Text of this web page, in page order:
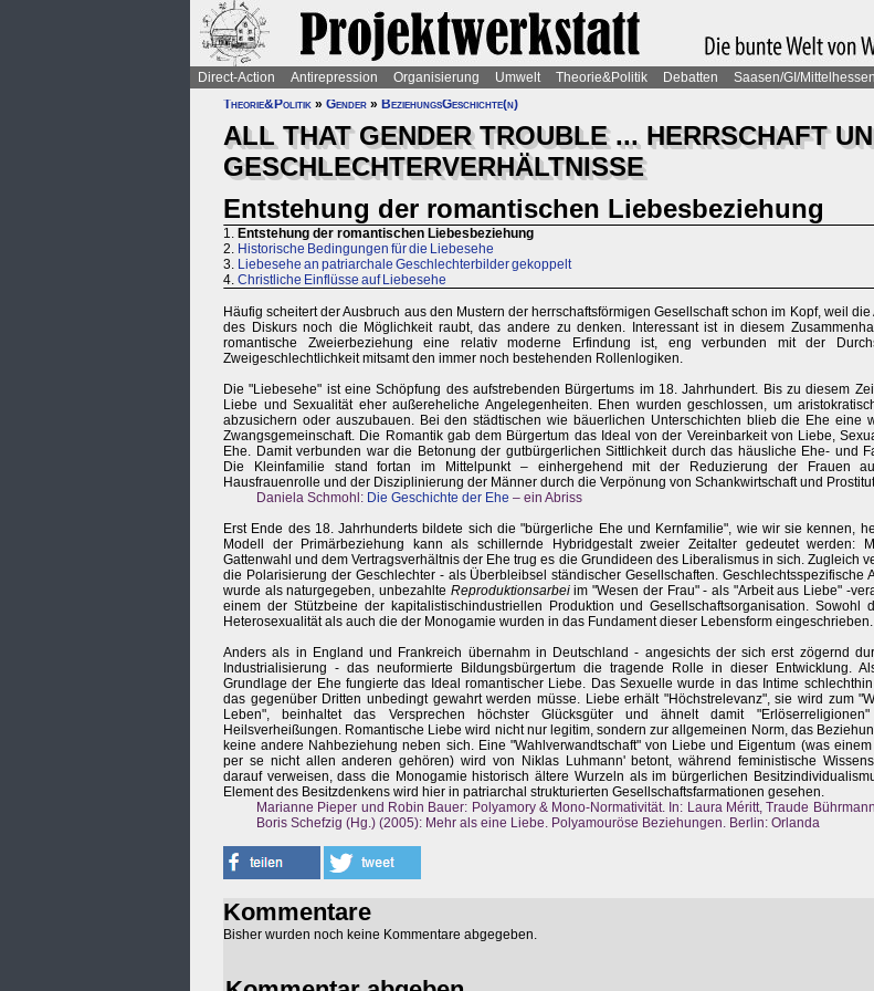
Direct-Action Antirepression Organisierung Umwelt Theorie&Politik Debatten Saasen/GI/Mittelhessen
Theorie&Politik » Gender » BeziehungsGeschichte(n)
ALL THAT GENDER TROUBLE ... HERRSCHAFT
GESCHLECHTERVERHÄLTNISSE
Entstehung der romantischen Liebesbeziehung
1. Entstehung der romantischen Liebesbeziehung
2. Historische Bedingungen für die Liebesehe
3. Liebesehe an patriarchale Geschlechterbilder gekoppelt
4. Christliche Einflüsse auf Liebesehe
Häufig scheitert der Ausbruch aus den Mustern der herrschaftsförmigen Gesellschaft schon im Kopf, weil
des Diskurs noch die Möglichkeit raubt, das andere zu denken. Interessant ist in diesem
romantische Zweierbeziehung eine relativ moderne Erfindung ist, eng verbunden mit der
Zweigeschlechtlichkeit mitsamt den immer noch bestehenden Rollenlogiken.
Die "Liebesehe" ist eine Schöpfung des aufstrebenden Bürgertums im 18. Jahrhundert. Bis zu diesem
Liebe und Sexualität eher außereheliche Angelegenheiten. Ehen wurden geschlossen, um
abzusichern oder auszubauen. Bei den städtischen wie bäuerlichen Unterschichten blieb die Ehe eine
Zwangsgemeinschaft. Die Romantik gab dem Bürgertum das Ideal von der Vereinbarkeit von Liebe,
Ehe. Damit verbunden war die Betonung der gutbürgerlichen Sittlichkeit durch das häusliche Ehe- und
Die Kleinfamilie stand fortan im Mittelpunkt – einhergehend mit der Reduzierung der Frauen
Hausfrauenrolle und der Disziplinierung der Männer durch die Verpönung von Schankwirtschaft und
Daniela Schmohl: Die Geschichte der Ehe – ein Abriss
Erst Ende des 18. Jahrhunderts bildete sich die "bürgerliche Ehe und Kernfamilie", wie wir sie kennen,
Modell der Primärbeziehung kann als schillernde Hybridgestalt zweier Zeitalter gedeutet werden:
Gattenwahl und dem Vertragsverhältnis der Ehe trug es die Grundideen des Liberalismus in sich. Zugleich
die Polarisierung der Geschlechter - als Überbleibsel ständischer Gesellschaften. Geschlechtsspezifische
wurde als naturgegeben, unbezahlte Reproduktionsarbeiim "Wesen der Frau" - als "Arbeit aus Liebe" -
einem der Stützbeine der kapitalistischindustriellen Produktion und Gesellschaftsorganisation. Sowohl
Heterosexualität als auch die der Monogamie wurden in das Fundament dieser Lebensform eingeschrieben.
Anders als in England und Frankreich übernahm in Deutschland - angesichts der sich erst zögernd
Industrialisierung - das neuformierte Bildungsbürgertum die tragende Rolle in dieser Entwicklung.
Grundlage der Ehe fungierte das Ideal romantischer Liebe. Das Sexuelle wurde in das Intime
das gegenüber Dritten unbedingt gewahrt werden müsse. Liebe erhält "Höchstrelevanz", sie wird zum
Leben", beinhaltet das Versprechen höchster Glücksgüter und ähnelt damit
Heilsverheißungen. Romantische Liebe wird nicht nur legitim, sondern zur allgemeinen Norm, das
keine andere Nahbeziehung neben sich. Eine "Wahlverwandtschaft" von Liebe und Eigentum (was
per se nicht allen anderen gehören) wird von Niklas Luhmann' betont, während feministische
darauf verweisen, dass die Monogamie historisch ältere Wurzeln als im bürgerlichen
Element des Besitzdenkens wird hier in patriarchal strukturierten Gesellschaftsfarmationen gesehen.
Marianne Pieper und Robin Bauer: Polyamory & Mono-Normativität. In: Laura Méritt, Traude
Boris Schefzig (Hg.) (2005): Mehr als eine Liebe. Polyamouröse Beziehungen. Berlin: Orlanda
Kommentare
Bisher wurden noch keine Kommentare abgegeben.